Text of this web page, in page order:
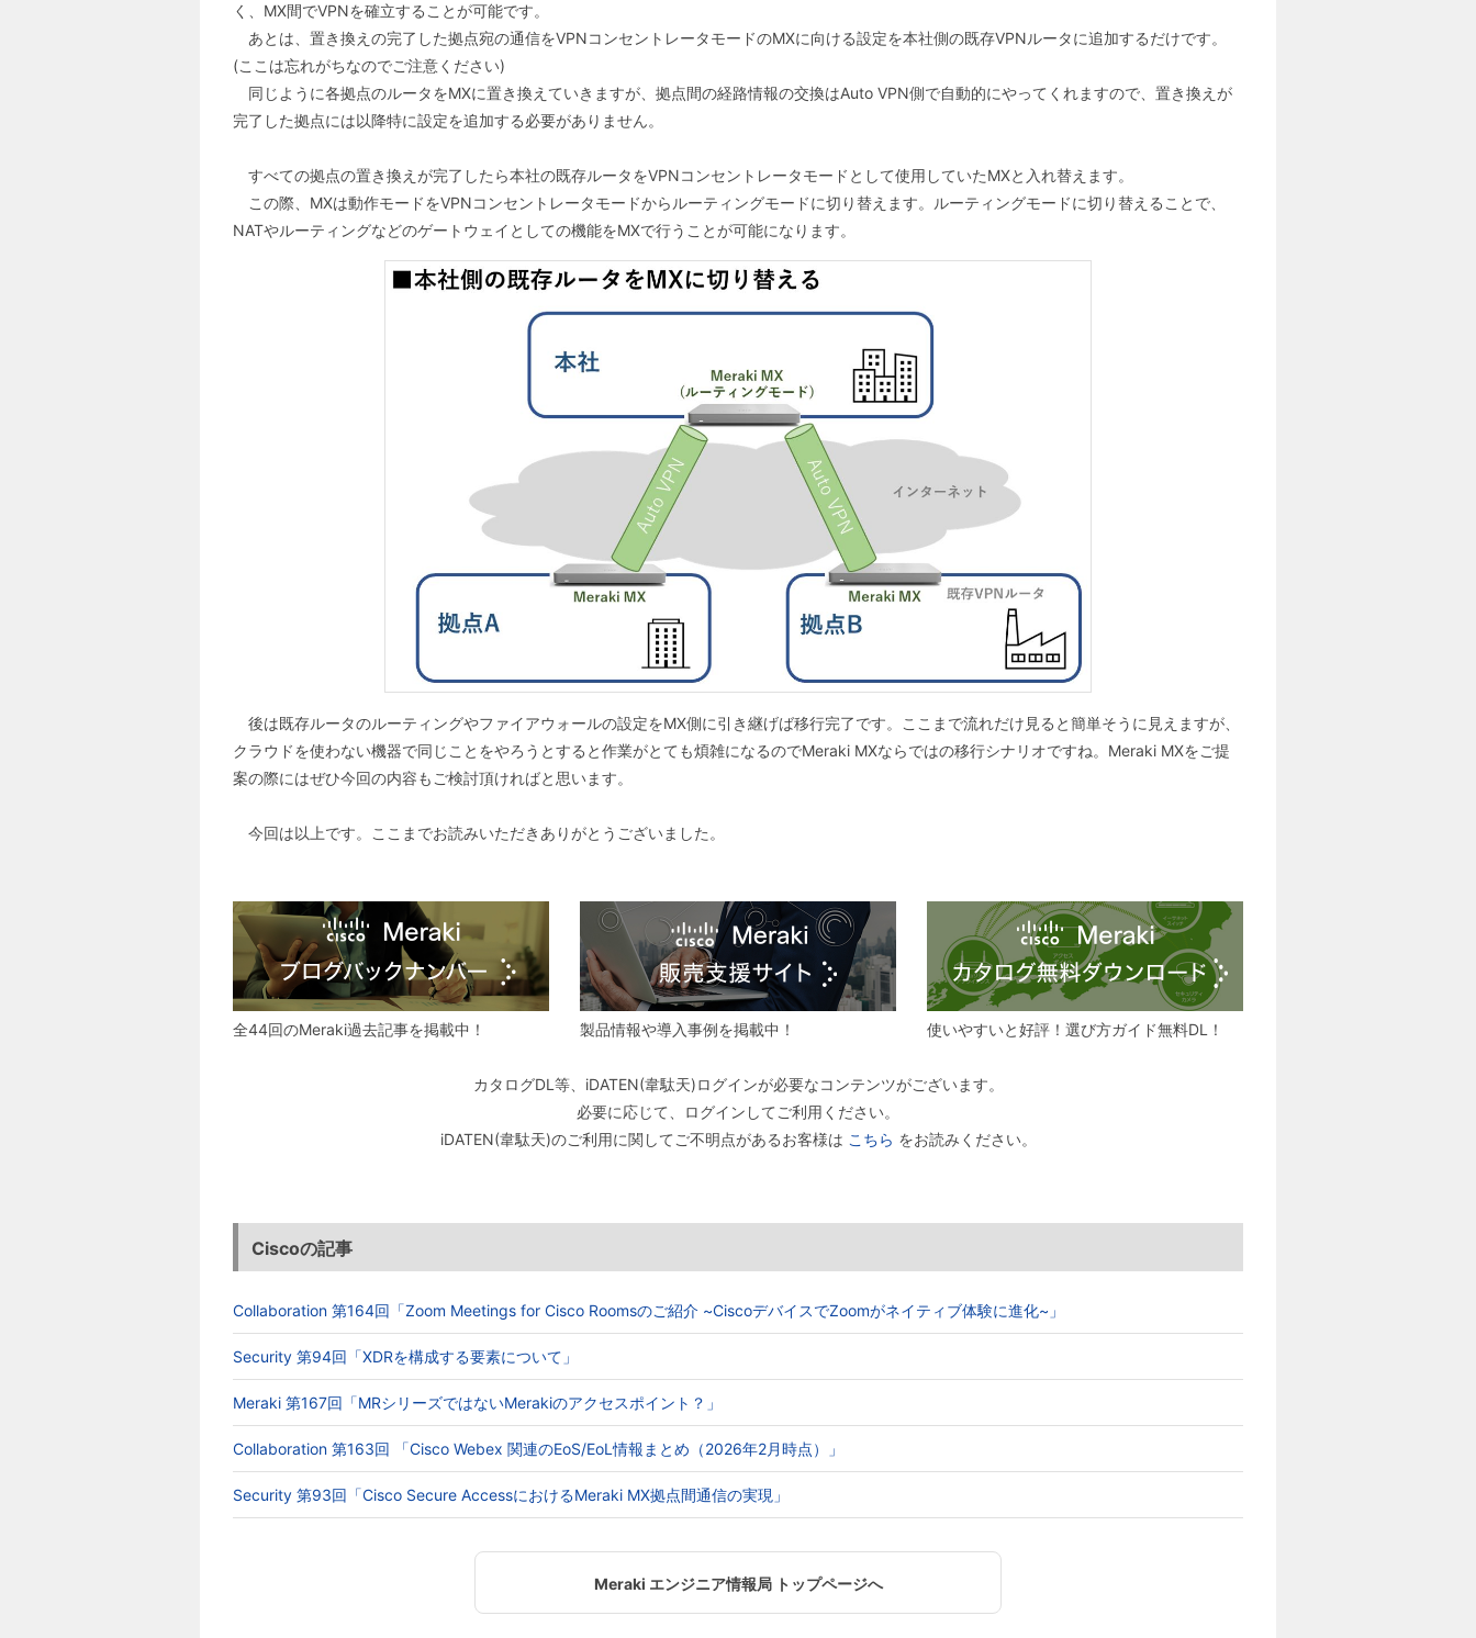
く、MX間でVPNを確立することが可能です。
あとは、置き換えの完了した拠点宛の通信をVPNコンセントレータモードのMXに向ける設定を本社側の既存VPNルータに追加するだけです。
(ここは忘れがちなのでご注意ください)
同じように各拠点のルータをMXに置き換えていきますが、拠点間の経路情報の交換はAuto VPN側で自動的にやってくれますので、置き換えが
完了した拠点には以降特に設定を追加する必要がありません。
すべての拠点の置き換えが完了したら本社の既存ルータをVPNコンセントレータモードとして使用していたMXと入れ替えます。
この際、MXは動作モードをVPNコンセントレータモードからルーティングモードに切り替えます。ルーティングモードに切り替えることで、
NATやルーティングなどのゲートウェイとしての機能をMXで行うことが可能になります。
後は既存ルータのルーティングやファイアウォールの設定をMX側に引き継げば移行完了です。ここまで流れだけ見ると簡単そうに見えますが、
クラウドを使わない機器で同じことをやろうとすると作業がとても煩雑になるのでMeraki MXならではの移行シナリオですね。Meraki MXをご提
案の際にはぜひ今回の内容もご検討頂ければと思います。
今回は以上です。ここまでお読みいただきありがとうございました。
全44回のMeraki過去記事を掲載中！ 製品情報や導入事例を掲載中！ 使いやすいと好評！選び方ガイド無料DL！
カタログDL等、iDATEN(韋駄天)ログインが必要なコンテンツがございます。
必要に応じて、ログインしてご利用ください。
iDATEN(韋駄天)のご利用に関してご不明点があるお客様は こちら をお読みください。
Ciscoの記事
Collaboration 第164回「Zoom Meetings for Cisco Roomsのご紹介 ~CiscoデバイスでZoomがネイティブ体験に進化~」
Security 第94回「XDRを構成する要素について」
Meraki 第167回「MRシリーズではないMerakiのアクセスポイント？」
Collaboration 第163回 「Cisco Webex 関連のEoS/EoL情報まとめ（2026年2月時点）」
Security 第93回「Cisco Secure AccessにおけるMeraki MX拠点間通信の実現」
Meraki エンジニア情報局 トップページへ